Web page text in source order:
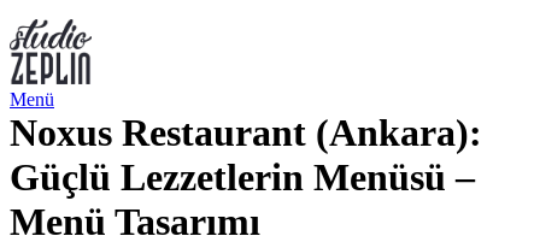
Menü
Noxus Restaurant (Ankara):
Güçlü Lezzetlerin Menüsü –
Menü Tasarımı